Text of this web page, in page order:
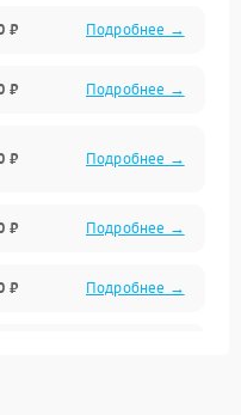
₽ Подробнее →
₽ Подробнее →
₽ Подробнее →
₽ Подробнее →
₽ Подробнее →